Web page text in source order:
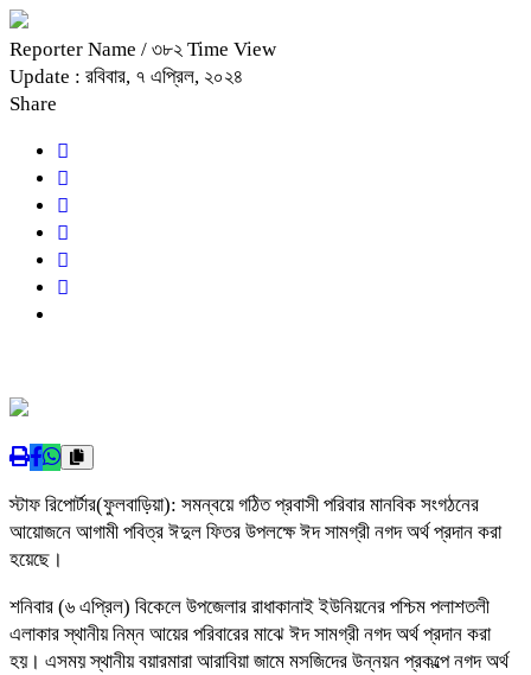
Reporter Name / ৩৮২ Time View
Update : রবিবার, ৭ এপ্রিল, ২০২৪
Share
স্টাফ রিপোর্টার(ফুলবাড়িয়া): সমন্বয়ে গঠিত প্রবাসী পরিবার মানবিক সংগঠনের
আয়োজনে আগামী পবিত্র ঈদুল ফিতর উপলক্ষে ঈদ সামগ্রী নগদ অর্থ প্রদান করা
হয়েছে।
শনিবার (৬ এপ্রিল) বিকেলে উপজেলার রাধাকানাই ইউনিয়নের পশ্চিম পলাশতলী
এলাকার স্থানীয় নিম্ন আয়ের পরিবারের মাঝে ঈদ সামগ্রী নগদ অর্থ প্রদান করা
হয়। এসময় স্থানীয় বয়ারমারা আরাবিয়া জামে মসজিদের উন্নয়ন প্রকল্পে নগদ অর্থ